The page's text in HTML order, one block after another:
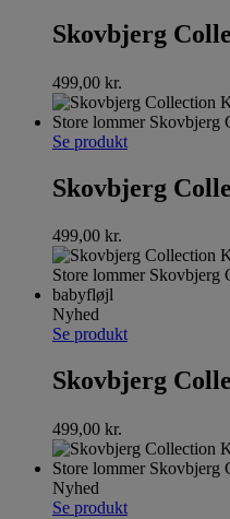
Skovbjerg
499,00 kr.
Se produkt
Skovbjerg
499,00 kr.
Nyhed
Se produkt
Skovbjerg
499,00 kr.
Nyhed
Se produkt